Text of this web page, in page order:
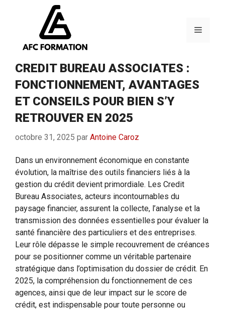
Menu
CREDIT BUREAU ASSOCIATES :
FONCTIONNEMENT, AVANTAGES
ET CONSEILS POUR BIEN S’Y
RETROUVER EN 2025
octobre 31, 2025 par Antoine Caroz
Dans un environnement économique en constante
évolution, la maîtrise des outils financiers liés à la
gestion du crédit devient primordiale. Les Credit
Bureau Associates, acteurs incontournables du
paysage financier, assurent la collecte, l’analyse et la
transmission des données essentielles pour évaluer la
santé financière des particuliers et des entreprises.
Leur rôle dépasse le simple recouvrement de créances
pour se positionner comme un véritable partenaire
stratégique dans l’optimisation du dossier de crédit. En
2025, la compréhension du fonctionnement de ces
agences, ainsi que de leur impact sur le score de
crédit, est indispensable pour toute personne ou